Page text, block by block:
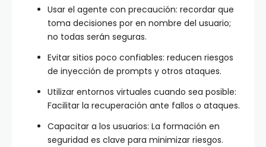
Usar el agente con precaución: recordar que
toma decisiones por en nombre del usuario;
no todas serán seguras.
Evitar sitios poco confiables: reducen riesgos
de inyección de prompts y otros ataques.
Utilizar entornos virtuales cuando sea posible:
Facilitar la recuperación ante fallos o ataques.
Capacitar a los usuarios: La formación en
seguridad es clave para minimizar riesgos.